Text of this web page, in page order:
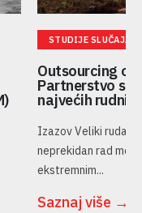
STUDIJE SLUČAJA
Outsourcing
Partnerstvo sa
najvećih rudnika
Izazov Veliki
neprekidan rad
ekstremnim...
Saznaj više →